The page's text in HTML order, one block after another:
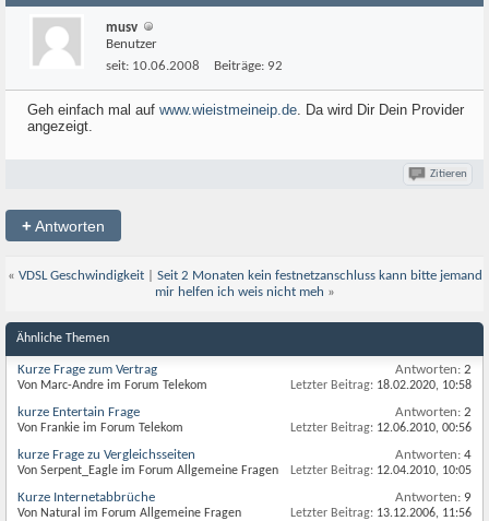
musv
Benutzer
seit: 10.06.2008 Beiträge: 92
Geh einfach mal auf www.wieistmeineip.de. Da wird Dir Dein Provider
angezeigt.
Zitieren
+Antworten
« VDSL Geschwindigkeit| Seit 2 Monaten kein festnetzanschluss kann bitte jemand
mir helfen ich weis nicht meh »
Ähnliche Themen
Kurze Frage zum Vertrag
Von Marc-Andre im Forum Telekom
Antworten: 2
Letzter Beitrag: 18.02.2020, 10:58
kurze Entertain Frage
Von Frankie im Forum Telekom
Antworten: 2
Letzter Beitrag: 12.06.2010, 00:56
kurze Frage zu Vergleichsseiten
Von Serpent_Eagle im Forum Allgemeine Fragen
Antworten: 4
Letzter Beitrag: 12.04.2010, 10:05
Kurze Internetabbrüche
Von Natural im Forum Allgemeine Fragen
Antworten: 9
Letzter Beitrag: 13.12.2006, 11:56